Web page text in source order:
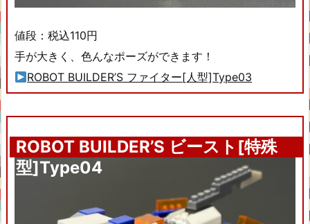
値段：税込110円
手が大きく、色んなポーズができます！
ROBOT BUILDER’S ファイター[人型]Type03
ROBOT BUILDER’S ビースト[特殊
型]Type04